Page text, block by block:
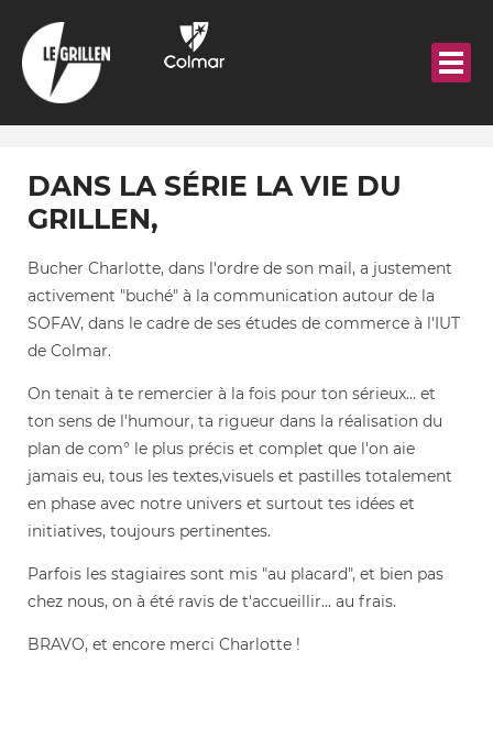
contenu
principal
DANS LA SÉRIE LA VIE DU
GRILLEN,
Bucher Charlotte, dans l'ordre de son mail, a justement
activement "buché" à la communication autour de la
SOFAV, dans le cadre de ses études de commerce à l'IUT
de Colmar.
On tenait à te remercier à la fois pour ton sérieux... et
ton sens de l'humour, ta rigueur dans la réalisation du
plan de com° le plus précis et complet que l'on aie
jamais eu, tous les textes,visuels et pastilles totalement
en phase avec notre univers et surtout tes idées et
initiatives, toujours pertinentes.
Parfois les stagiaires sont mis "au placard", et bien pas
chez nous, on à été ravis de t'accueillir... au frais.
BRAVO, et encore merci Charlotte !